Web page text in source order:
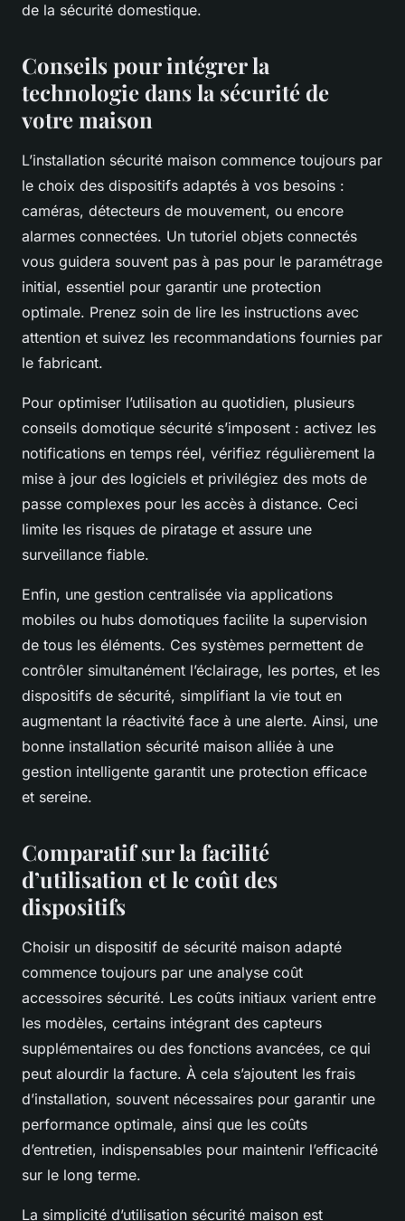
de la sécurité domestique.
Conseils pour intégrer la
technologie dans la sécurité de
votre maison
L’installation sécurité maison commence toujours par
le choix des dispositifs adaptés à vos besoins :
caméras, détecteurs de mouvement, ou encore
alarmes connectées. Un tutoriel objets connectés
vous guidera souvent pas à pas pour le paramétrage
initial, essentiel pour garantir une protection
optimale. Prenez soin de lire les instructions avec
attention et suivez les recommandations fournies par
le fabricant.
Pour optimiser l’utilisation au quotidien, plusieurs
conseils domotique sécurité s’imposent : activez les
notifications en temps réel, vérifiez régulièrement la
mise à jour des logiciels et privilégiez des mots de
passe complexes pour les accès à distance. Ceci
limite les risques de piratage et assure une
surveillance fiable.
Enfin, une gestion centralisée via applications
mobiles ou hubs domotiques facilite la supervision
de tous les éléments. Ces systèmes permettent de
contrôler simultanément l’éclairage, les portes, et les
dispositifs de sécurité, simplifiant la vie tout en
augmentant la réactivité face à une alerte. Ainsi, une
bonne installation sécurité maison alliée à une
gestion intelligente garantit une protection efficace
et sereine.
Comparatif sur la facilité
d’utilisation et le coût des
dispositifs
Choisir un dispositif de sécurité maison adapté
commence toujours par une analyse coût
accessoires sécurité. Les coûts initiaux varient entre
les modèles, certains intégrant des capteurs
supplémentaires ou des fonctions avancées, ce qui
peut alourdir la facture. À cela s’ajoutent les frais
d’installation, souvent nécessaires pour garantir une
performance optimale, ainsi que les coûts
d’entretien, indispensables pour maintenir l’efficacité
sur le long terme.
La simplicité d’utilisation sécurité maison est